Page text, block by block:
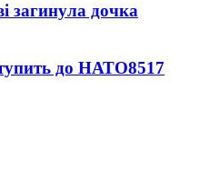
загинула дочка
до НАТО8517